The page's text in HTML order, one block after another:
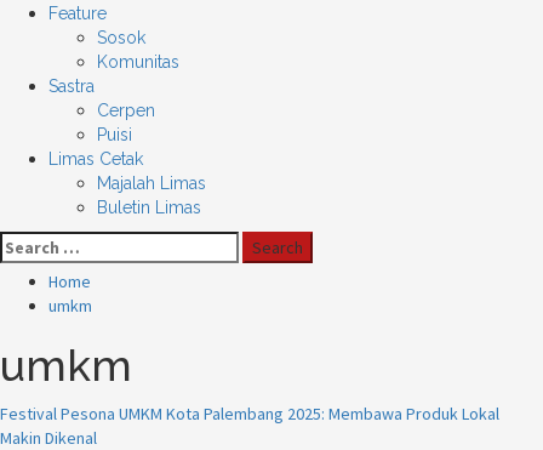
Feature
Sosok
Komunitas
Sastra
Cerpen
Puisi
Limas Cetak
Majalah Limas
Buletin Limas
Search
for:
Home
umkm
umkm
Festival Pesona UMKM Kota Palembang 2025: Membawa Produk Lokal
Makin Dikenal